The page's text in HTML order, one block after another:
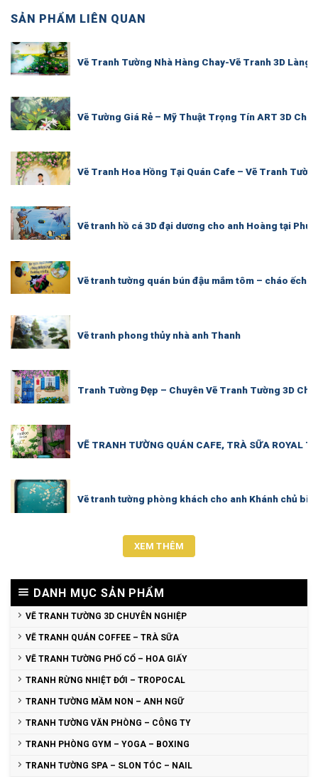
SẢN PHẨM LIÊN QUAN
Vẽ Tranh Tường Nhà Hàng Chay-Vẽ Tranh 3D Làng
Vẽ Tường Giá Rẻ – Mỹ Thuật Trọng Tín ART 3D
Vẽ Tranh Hoa Hồng Tại Quán Cafe – Vẽ Tranh
Vẽ tranh hồ cá 3D đại dương cho anh Hoàng tại Phú
Vẽ tranh tường quán bún đậu mắm tôm – cháo ếch
Vẽ tranh phong thủy nhà anh Thanh
Tranh Tường Đẹp – Chuyên Vẽ Tranh Tường 3D
VẼ TRANH TƯỜNG QUÁN CAFE, TRÀ SỮA ROYAL
Vẽ tranh tường phòng khách cho anh Khánh chủ
XEM THÊM
DANH MỤC SẢN PHẨM
VẼ TRANH TƯỜNG 3D CHUYÊN NGHIỆP
VẼ TRANH QUÁN COFFEE – TRÀ SỮA
VẼ TRANH TƯỜNG PHỐ CỔ – HOA GIẤY
TRANH RỪNG NHIỆT ĐỚI – TROPOCAL
TRANH TƯỜNG MẦM NON – ANH NGỮ
TRANH TƯỜNG VĂN PHÒNG – CÔNG TY
TRANH PHÒNG GYM – YOGA – BOXING
TRANH TƯỜNG SPA – SLON TÓC – NAIL